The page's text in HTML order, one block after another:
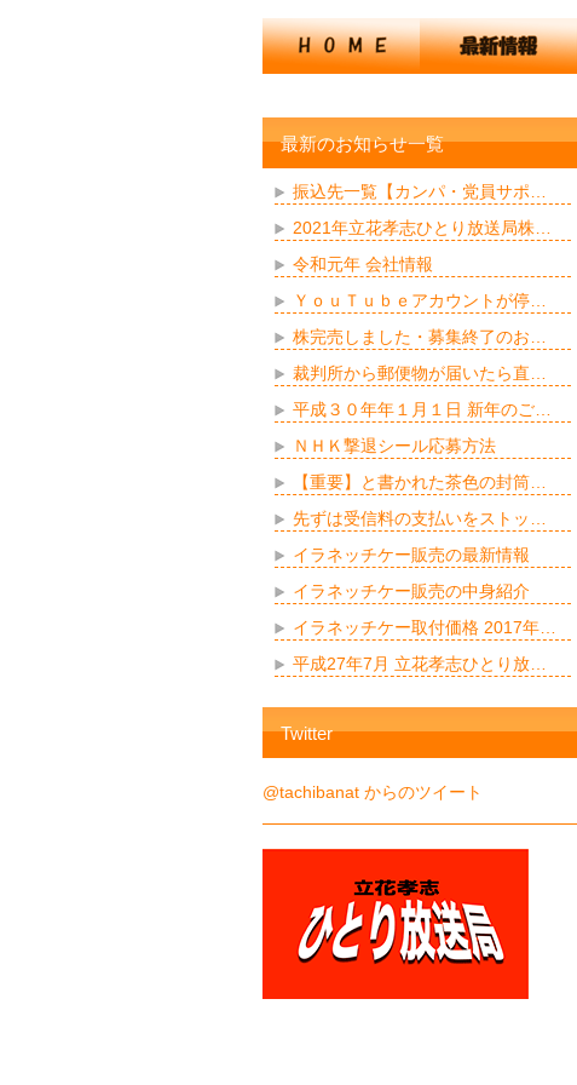
最新のお知らせ一覧
振込先一覧【カンパ・党員サポ…
2021年立花孝志ひとり放送局株…
令和元年 会社情報
ＹｏｕＴｕｂｅアカウントが停…
株完売しました・募集終了のお…
裁判所から郵便物が届いたら直…
平成３０年年１月１日 新年のご…
ＮＨＫ撃退シール応募方法
【重要】と書かれた茶色の封筒…
先ずは受信料の支払いをストッ…
イラネッチケー販売の最新情報
イラネッチケー販売の中身紹介
イラネッチケー取付価格 2017年…
平成27年7月 立花孝志ひとり放…
Twitter
@tachibanat からのツイート